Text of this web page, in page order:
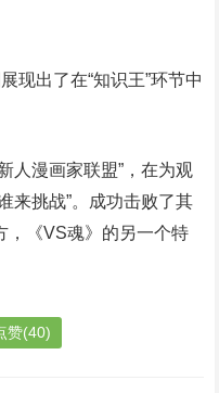
现出了在“知识王”环节中
人漫画家联盟”，在为观
来挑战”。成功击败了其
，《VS魂》的另一个特
赞(40)